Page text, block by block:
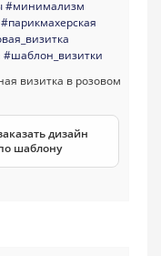
#минимализм
#парикмахерская
#шаблон_визитки
дизайн
шаблону